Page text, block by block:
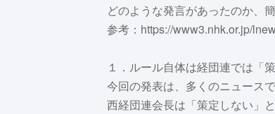
どのような発言があったのか、
参考：https://www3.nhk.or.jp/
１．ルール自体は経団連では「
今回の発表は、多くのニュース
西経団連会長は「策定しない」と